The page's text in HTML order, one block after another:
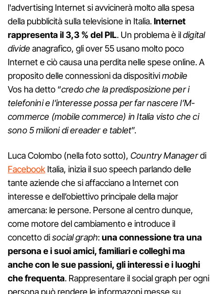
l'advertising Internet si avvicinerà molto alla spesa
della pubblicità sulla televisione in Italia.Internet
rappresenta il 3,3 % del PIL. Un problema è ildigital
divideanagrafico, gli over 55 usano molto poco
Internet e ciò causa una perdita nelle spese online. A
proposito delle connessioni da dispositivimobile
Vos ha detto “credo che la predisposizione per i
telefonini e l’interesse possa per far nascere l’M-
commerce (mobile commerce) in Italia visto che ci
sono 5 milioni di ereader e tablet”.
Luca Colombo (nella foto sotto), Country Managerdi
Facebook Italia, inizia il suo speech parlando delle
tante aziende che si affacciano a Internet con
interesse e dell’obiettivo principale della major
amercana: le persone. Persone al centro dunque,
come motore del cambiamento e introduce il
concetto disocial graph:una connessione tra una
persona e i suoi amici, familiari e colleghi ma
anche con le sue passioni, gli interessi e i luoghi
che frequenta. Rappresentare il social graph per ogni
persona può rendere le informazoni messe su